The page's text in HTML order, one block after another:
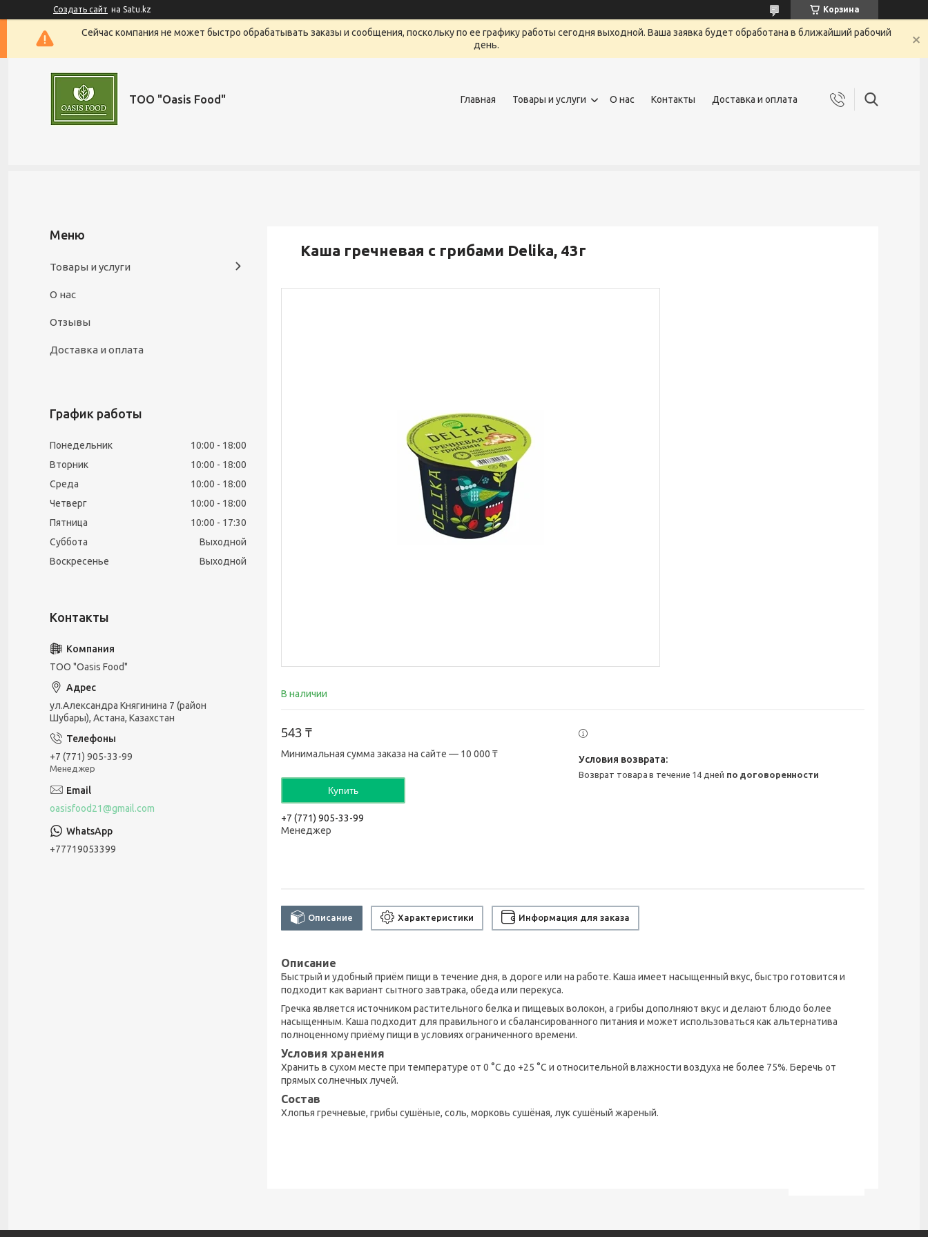
Создать сайт на Satu.kz Корзина
Сейчас компания не может быстро обрабатывать заказы и сообщения, поскольку по ее графику работы сегодня выходной. Ваша заявка будет обработана в ближайший рабочий
день.
ТОО "Oasis Food" Главная Товары и услуги О нас Контакты Доставка и оплата
Каша гречневая с грибами Delika, 43г
В наличии
543 ₸
Минимальная сумма заказа на сайте — 10 000 ₸
Купить
+7 (771) 905-33-99
Менеджер
возврат товара в течение 14 дней по договоренности
Описание Характеристики Информация для заказа
Описание
Быстрый и удобный приём пищи в течение дня, в дороге или на работе. Каша имеет насыщенный вкус, быстро готовится и
подходит как вариант сытного завтрака, обеда или перекуса.
Гречка является источником растительного белка и пищевых волокон, а грибы дополняют вкус и делают блюдо более
насыщенным. Каша подходит для правильного и сбалансированного питания и может использоваться как альтернатива
полноценному приёму пищи в условиях ограниченного времени.
Условия хранения
Хранить в сухом месте при температуре от 0 °C до +25 °C и относительной влажности воздуха не более 75%. Беречь от
прямых солнечных лучей.
Состав
Хлопья гречневые, грибы сушёные, соль, морковь сушёная, лук сушёный жареный.
Товары и услуги
О нас
Отзывы
Доставка и оплата
График работы
Понедельник 10:00
18:00
Вторник
10:00
18:00
Среда
10:00
18:00
Четверг
10:00
18:00
Пятница
10:00
17:30
Суббота
Выходной
Воскресенье
Выходной
ТОО "Oasis Food"
ул.Александра Княгинина 7 (район
Шубары), Астана, Казахстан
+7 (771) 905-33-99
Менеджер
oasisfood21@gmail.com
+77719053399